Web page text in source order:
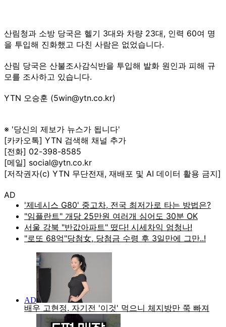
산림청과 소방 당국은 헬기 3대와 차량 23대, 인력 60여 명
을 투입해 진화했고 다친 사람은 없었습니다.
산림 당국은 산불조사감식반을 투입해 발화 원인과 피해 규
모를 조사하고 있습니다.
YTN 오승훈 (5win@ytn.co.kr)
※ '당신의 제보가 뉴스가 됩니다'
[카카오톡] YTN 검색해 채널 추가
[전화] 02-398-8585
[메일] social@ytn.co.kr
[저작권자(c) YTN 무단전재, 재배포 및 AI 데이터 활용 금지]
AD